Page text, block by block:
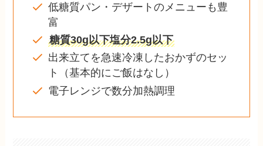
低糖質パン・デザートのメニューも豊
富
糖質30g以下塩分2.5g以下
出来立てを急速冷凍したおかずのセッ
ト（基本的にご飯はなし）
電子レンジで数分加熱調理